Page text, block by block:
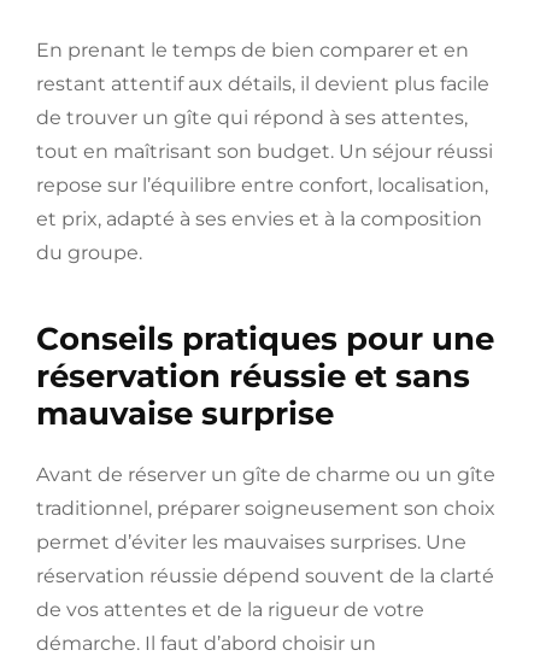
En prenant le temps de bien comparer et en
restant attentif aux détails, il devient plus facile
de trouver un gîte qui répond à ses attentes,
tout en maîtrisant son budget. Un séjour réussi
repose sur l’équilibre entre confort, localisation,
et prix, adapté à ses envies et à la composition
du groupe.
Conseils pratiques pour une
réservation réussie et sans
mauvaise surprise
Avant de réserver un gîte de charme ou un gîte
traditionnel, préparer soigneusement son choix
permet d’éviter les mauvaises surprises. Une
réservation réussie dépend souvent de la clarté
de vos attentes et de la rigueur de votre
démarche. Il faut d’abord choisir un